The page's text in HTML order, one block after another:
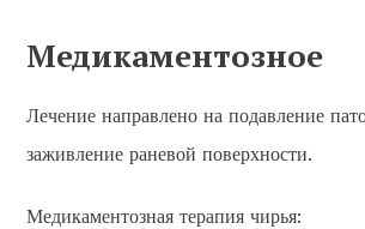
Медикаментозное
Лечение направлено на подавление
заживление раневой поверхности.
Медикаментозная терапия чирья: